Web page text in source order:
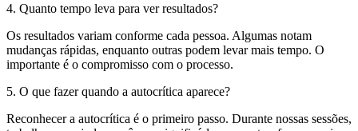
4. Quanto tempo leva para ver resultados?
Os resultados variam conforme cada pessoa. Algumas notam
mudanças rápidas, enquanto outras podem levar mais tempo. O
importante é o compromisso com o processo.
5. O que fazer quando a autocrítica aparece?
Reconhecer a autocrítica é o primeiro passo. Durante nossas sessões,